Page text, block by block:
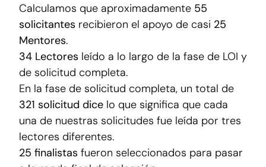
Calculamos que aproximadamente 55
solicitantes recibieron el apoyo de casi 25
Mentores.
34 Lectores leído a lo largo de la fase de LOI y
de solicitud completa.
En la fase de solicitud completa, un total de
321 solicitud dice lo que significa que cada
una de nuestras solicitudes fue leída por tres
lectores diferentes.
25 finalistas fueron seleccionados para pasar